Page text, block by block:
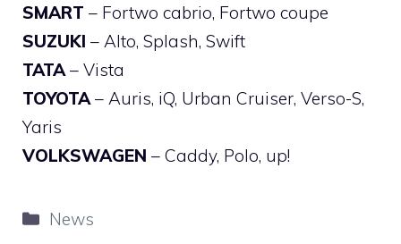
SMART – Fortwo cabrio, Fortwo coupe
SUZUKI – Alto, Splash, Swift
TATA– Vista
TOYOTA– Auris, iQ, Urban Cruiser, Verso-S,
Yaris
VOLKSWAGEN – Caddy, Polo, up!
Categorie
News